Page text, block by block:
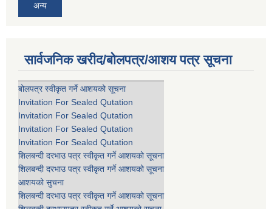
अन्य
सार्वजनिक खरीद/बोलपत्र/आशय पत्र सूचना
बोलपत्र स्वीकृत गर्ने आशयको सूचना
Invitation For Sealed Qutation
Invitation For Sealed Qutation
Invitation For Sealed Qutation
Invitation For Sealed Qutation
शिलबन्दी दरभाउ पत्र स्वीकृत गर्ने आशयको सूचना
शिलबन्दी दरभाउ पत्र स्वीकृत गर्ने आशयको सूचना
आशयको सुचना
शिलबन्दी दरभाउ पत्र स्वीकृत गर्ने आशयको सूचना